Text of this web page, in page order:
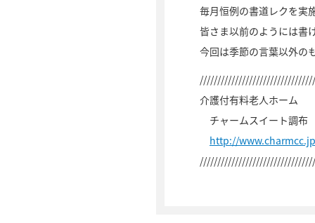
毎月恒例の書道レクを実
皆さま以前のようには書
今回は季節の言葉以外の
介護付有料老人ホーム
チャームスイート調布
http://